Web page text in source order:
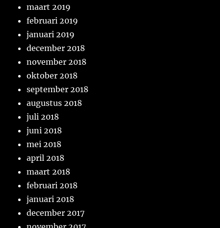
maart 2019
februari 2019
januari 2019
december 2018
november 2018
oktober 2018
september 2018
augustus 2018
juli 2018
juni 2018
mei 2018
april 2018
maart 2018
februari 2018
januari 2018
december 2017